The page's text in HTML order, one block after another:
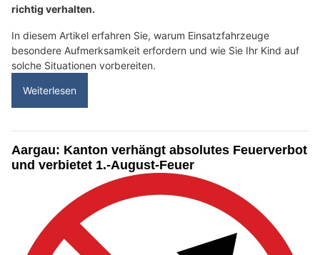
richtig verhalten.
In diesem Artikel erfahren Sie, warum Einsatzfahrzeuge
besondere Aufmerksamkeit erfordern und wie Sie Ihr Kind auf
solche Situationen vorbereiten.
Weiterlesen
Aargau: Kanton verhängt absolutes Feuerverbot
und verbietet 1.-August-Feuer